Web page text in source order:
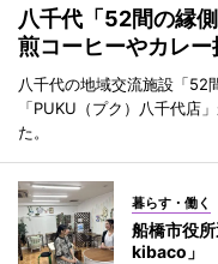
八千代「52間の縁
煎コーヒーやカレー
八千代の地域交流施設「52
「PUKU（プク）八千代店
た。
暮らす・働く
船橋市役
kibaco」